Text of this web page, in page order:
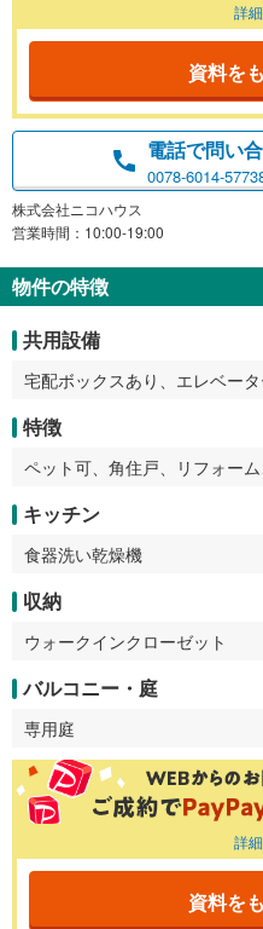
詳
資料を
電話で問い
0078-6014-
株式会社ニコハウス
営業時間：10:00-19:00
物件の特徴
共用設備
宅配ボックスあり、エレベー
特徴
ペット可、角住戸、リフォー
キッチン
食器洗い乾燥機
収納
ウォークインクローゼット
バルコニー・庭
専用庭
詳
資料を